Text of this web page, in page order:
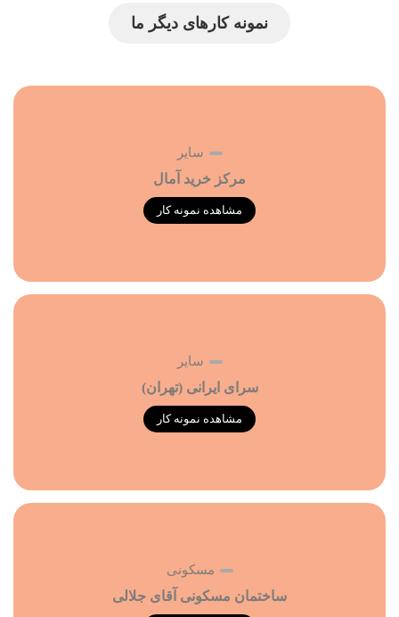
نمونه کارهای دیگر ما
سایر
مرکز خرید آمال
مشاهده نمونه کار
سایر
سرای ایرانی (تهران)
مشاهده نمونه کار
مسکونی
ساختمان مسکونی آقای جلالی